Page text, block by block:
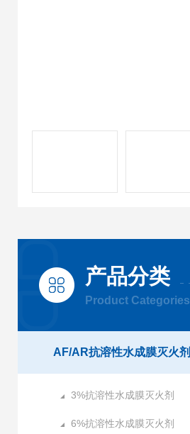
产品分类
Product Categories
AF/AR抗溶性水成膜灭火剂
3%抗溶性水成膜灭火剂
6%抗溶性水成膜灭火剂